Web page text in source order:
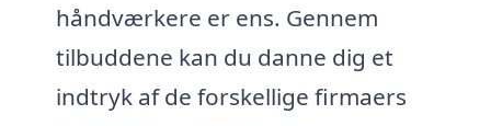
håndværkere er ens. Gennem
tilbuddene kan du danne dig et
indtryk af de forskellige firmaers